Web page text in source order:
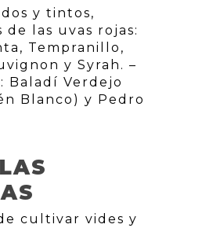
y tintos,
las uvas rojas:
Tempranillo,
y Syrah. –
Baladí Verdejo
Blanco) y Pedro
cultivar vides y